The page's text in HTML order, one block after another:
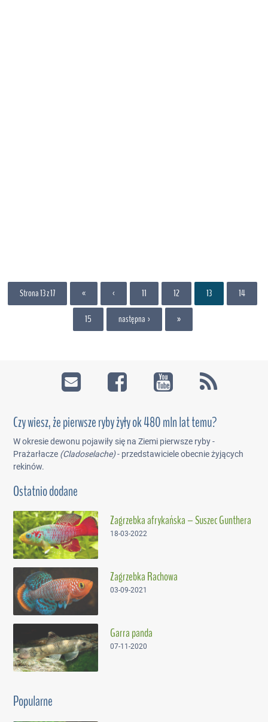
Strona 13 z 17 « ‹ 11 12 13 14
15 następna › »
Czy wiesz, że pierwsze ryby żyły ok 480 mln lat temu?
W okresie dewonu pojawiły się na Ziemi pierwsze ryby -
Prażarłacze (Cladoselache)- przedstawiciele obecnie żyjących
rekinów.
Ostatnio dodane
Zagrzebka afrykańska – Suszec Gunthera
18-03-2022
Zagrzebka Rachowa
03-09-2021
Garra panda
07-11-2020
Popularne